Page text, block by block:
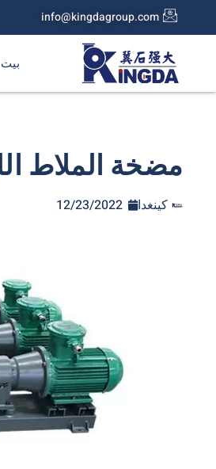
info@kingdagroup.com
بيت
مضخة الملاط
كينغدا 12/23/2022